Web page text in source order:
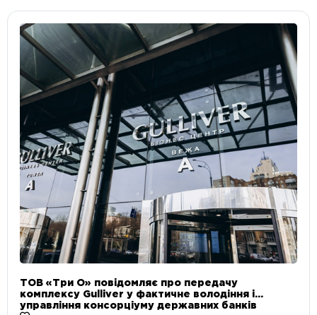
ТОВ «Три О» повідомляє про передачу
комплексу Gulliver у фактичне володіння і
управління консорціуму державних банків